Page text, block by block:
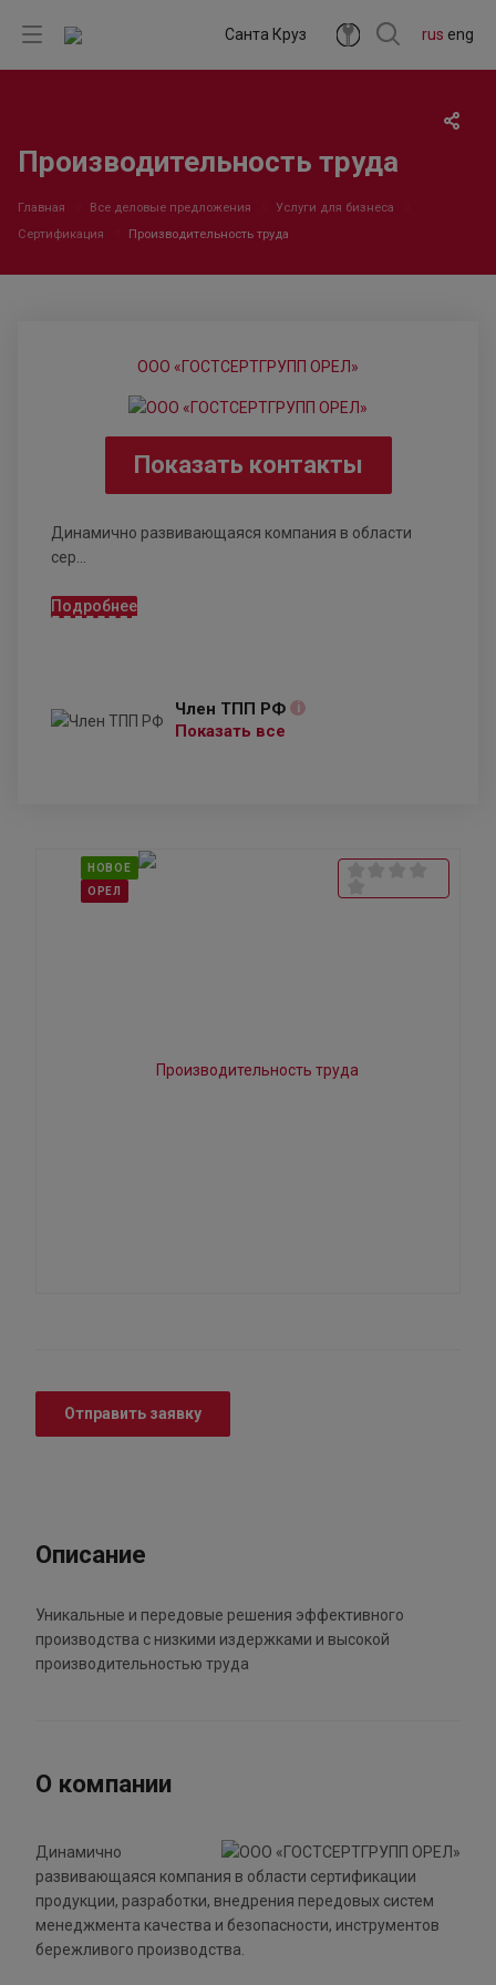
rus eng
Санта Круз
Производительность труда
Главная Все деловые предложения
Услуги для бизнеса
Сертификация
Производительность труда
ООО «ГОСТСЕРТГРУПП ОРЕЛ»
Показать контакты
Динамично развивающаяся компания в области
сер...
Подробнее
Член ТПП РФ i
Показать все
НОВОЕ
ОРЕЛ
Отправить заявку
Описание
Уникальные и передовые решения эффективного
производства с низкими издержками и высокой
производительностью труда
О компании
Динамично
развивающаяся компания в области сертификации
продукции, разработки, внедрения передовых систем
менеджмента качества и безопасности, инструментов
бережливого производства.